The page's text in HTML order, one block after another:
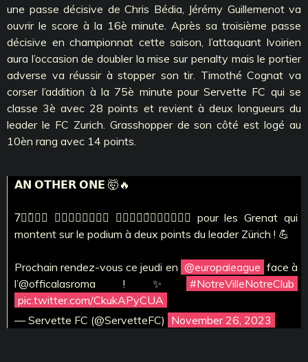
une passe décisive de Chris Bédia, Jérémy Guillemenot va
ouvrir le score à la 16è minute. Après sa troisième passe
décisive en championnat cette saison, l’attaquant Ivoirien
aura l’occasion de doubler la mise sur penalty mais le portier
adverse va réussir à stopper son tir. Timothé Cognat va
corser l’addition à la 75è minute pour Servette FC qui se
classe 3è avec 28 points et revient à deux longueurs du
leader le FC Zurich. Grasshopper de son côté est logé au
10èn rang avec 14 points.
𝗔𝗡 𝗢𝗧𝗛𝗘𝗥 𝗢𝗡𝗘 🤯🔥
7⃣𝒆̀𝒎𝒆 𝒗𝒊𝒄𝒕𝒐𝒊𝒓𝒆 𝒄𝒐𝒏𝒔𝒆́𝒄𝒖𝒕𝒊𝒗𝒆 pour les Grenat qui
montent sur le podium à deux points du leader Zürich ! 💪
Prochain rendez-vous ce jeudi en @europaleague face à
l’@officalasroma ! ✨
#NotreVilleNotreClub
pic.twitter.com/CkukAPyCUA
— Servette FC (@ServetteFC) November 26, 2023